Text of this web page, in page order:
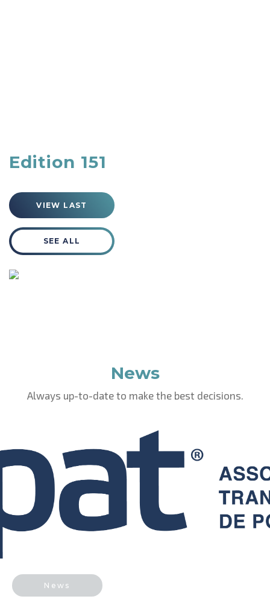
Edition 151
VIEW LAST
SEE ALL
News
Always up-to-date to make the best decisions.
News